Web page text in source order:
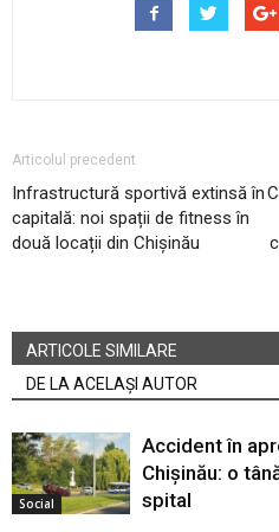
Articolul precedent
Infrastructură sportivă extinsă în
capitală: noi spații de fitness în
două locații din Chișinău
ARTICOLE SIMILARE
DE LA ACELAȘI AUTOR
Social
Accident în
Chișinău: o
spital